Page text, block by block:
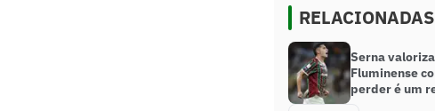
RELACIONADAS
Serna
Fluminense
perder é um